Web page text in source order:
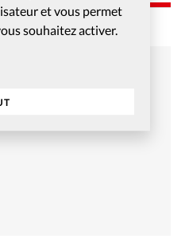
et vous permet
souhaitez activer.